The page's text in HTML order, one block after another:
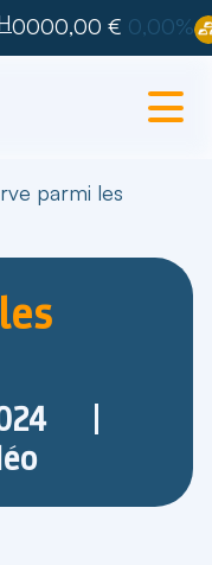
0000,00 € 0,00%
parmi les